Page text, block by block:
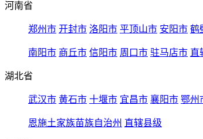
河南省
郑州市 开封市 洛阳市 平顶山市 安阳市 鹤
南阳市 商丘市 信阳市 周口市 驻马店市 直
湖北省
武汉市 黄石市 十堰市 宜昌市 襄阳市 鄂州
恩施土家族苗族自治州 直辖县级